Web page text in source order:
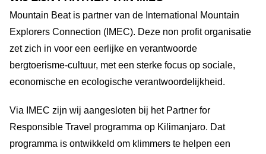
Mountain Beat is partner van de International Mountain
Explorers Connection (IMEC). Deze non profit organisatie
zet zich in voor een eerlijke en verantwoorde
bergtoerisme-cultuur, met een sterke focus op sociale,
economische en ecologische verantwoordelijkheid.
Via IMEC zijn wij aangesloten bij het Partner for
Responsible Travel programma op Kilimanjaro. Dat
programma is ontwikkeld om klimmers te helpen een